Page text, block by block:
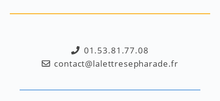
01.53.81.77.08
contact@lalettresepharade.fr